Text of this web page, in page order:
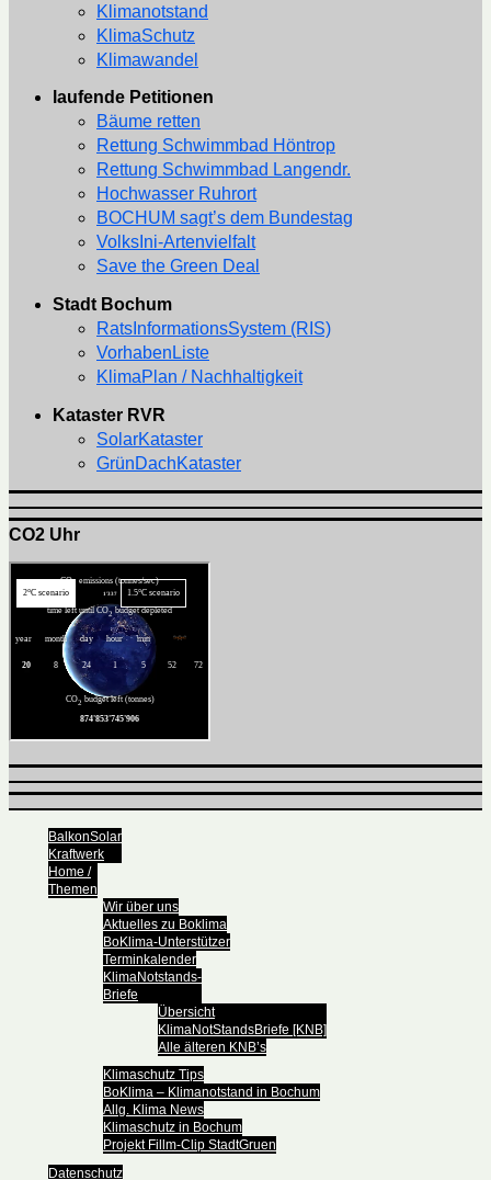
Klimanotstand
KlimaSchutz
Klimawandel
laufende Petitionen
Bäume retten
Rettung Schwimmbad Höntrop
Rettung Schwimmbad Langendr.
Hochwasser Ruhrort
BOCHUM sagt’s dem Bundestag
VolksIni-Artenvielfalt
Save the Green Deal
Stadt Bochum
RatsInformationsSystem (RIS)
VorhabenListe
KlimaPlan / Nachhaltigkeit
Kataster RVR
SolarKataster
GrünDachKataster
CO2 Uhr
BalkonSolar
Kraftwerk
Home /
Themen
Wir über uns
Aktuelles zu Boklima
BoKlima-Unterstützer
Terminkalender
KlimaNotstands-
Briefe
Übersicht
KlimaNotStandsBriefe [KNB]
Alle älteren KNB’s
Klimaschutz Tips
BoKlima – Klimanotstand in Bochum
Allg. Klima News
Klimaschutz in Bochum
Projekt Fillm-Clip StadtGruen
Datenschutz